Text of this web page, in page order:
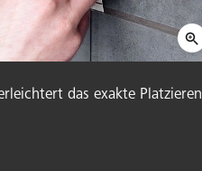
das exakte Platzieren